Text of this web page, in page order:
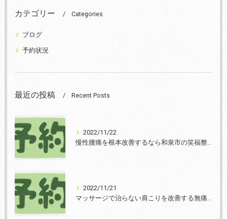
カテゴリー Categories
ブログ
予約状況
最近の投稿 Recent Posts
2022/11/22
慢性腰痛を根本改善するなら和泉市の笑福整骨院【2022年11月22日の予約状況】
2022/11/21
マッサージで治らない肩こりを改善する無痛整体和泉市笑福整骨院【2022年11月21日の予約状況】